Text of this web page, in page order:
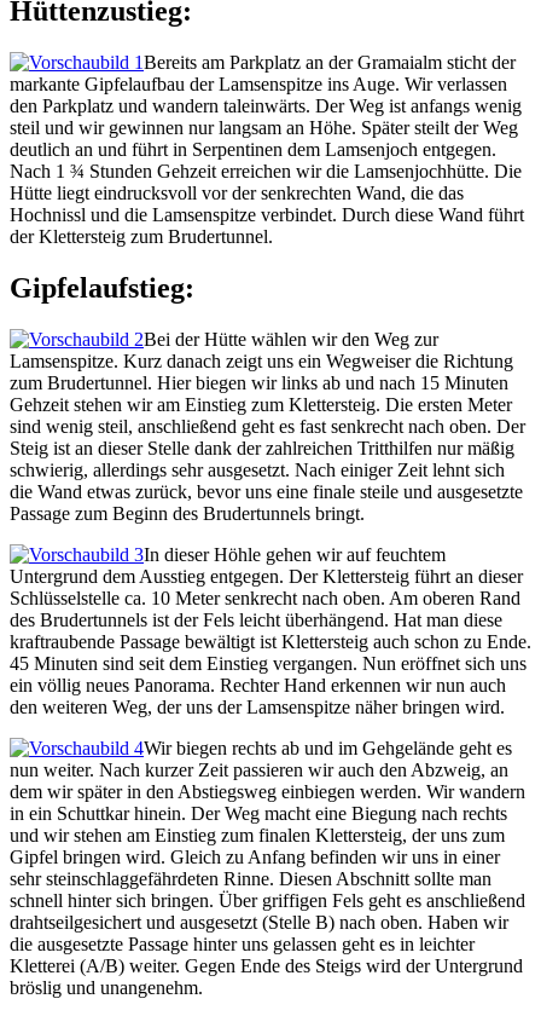
Hüttenzustieg:
Bereits am Parkplatz an der Gramaialm sticht der
markante Gipfelaufbau der Lamsenspitze ins Auge. Wir verlassen
den Parkplatz und wandern taleinwärts. Der Weg ist anfangs wenig
steil und wir gewinnen nur langsam an Höhe. Später steilt der Weg
deutlich an und führt in Serpentinen dem Lamsenjoch entgegen.
Nach 1 ¾ Stunden Gehzeit erreichen wir die Lamsenjochhütte. Die
Hütte liegt eindrucksvoll vor der senkrechten Wand, die das
Hochnissl und die Lamsenspitze verbindet. Durch diese Wand führt
der Klettersteig zum Brudertunnel.
Gipfelaufstieg:
Bei der Hütte wählen wir den Weg zur
Lamsenspitze. Kurz danach zeigt uns ein Wegweiser die Richtung
zum Brudertunnel. Hier biegen wir links ab und nach 15 Minuten
Gehzeit stehen wir am Einstieg zum Klettersteig. Die ersten Meter
sind wenig steil, anschließend geht es fast senkrecht nach oben. Der
Steig ist an dieser Stelle dank der zahlreichen Tritthilfen nur mäßig
schwierig, allerdings sehr ausgesetzt. Nach einiger Zeit lehnt sich
die Wand etwas zurück, bevor uns eine finale steile und ausgesetzte
Passage zum Beginn des Brudertunnels bringt.
In dieser Höhle gehen wir auf feuchtem
Untergrund dem Ausstieg entgegen. Der Klettersteig führt an dieser
Schlüsselstelle ca. 10 Meter senkrecht nach oben. Am oberen Rand
des Brudertunnels ist der Fels leicht überhängend. Hat man diese
kraftraubende Passage bewältigt ist Klettersteig auch schon zu Ende.
45 Minuten sind seit dem Einstieg vergangen. Nun eröffnet sich uns
ein völlig neues Panorama. Rechter Hand erkennen wir nun auch
den weiteren Weg, der uns der Lamsenspitze näher bringen wird.
Wir biegen rechts ab und im Gehgelände geht es
nun weiter. Nach kurzer Zeit passieren wir auch den Abzweig, an
dem wir später in den Abstiegsweg einbiegen werden. Wir wandern
in ein Schuttkar hinein. Der Weg macht eine Biegung nach rechts
und wir stehen am Einstieg zum finalen Klettersteig, der uns zum
Gipfel bringen wird. Gleich zu Anfang befinden wir uns in einer
sehr steinschlaggefährdeten Rinne. Diesen Abschnitt sollte man
schnell hinter sich bringen. Über griffigen Fels geht es anschließend
drahtseilgesichert und ausgesetzt (Stelle B) nach oben. Haben wir
die ausgesetzte Passage hinter uns gelassen geht es in leichter
Kletterei (A/B) weiter. Gegen Ende des Steigs wird der Untergrund
bröslig und unangenehm.